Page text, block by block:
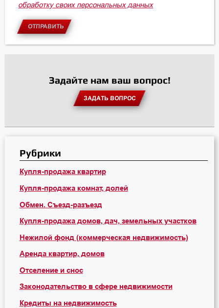
обработку своих персональных данных
ОТПРАВИТЬ
Задайте нам ваш вопрос!
ЗАДАТЬ ВОПРОС
Рубрики
Купля-продажа квартир
Купля-продажа комнат, долей
Обмен. Съезд-разъезд
Купля-продажа домов, дач, земельных участков
Нежилой фонд (коммерческая недвижимость)
Аренда квартир, домов
Отселение и снос
Законодательство в сфере недвижимости
Кредиты на недвижимость